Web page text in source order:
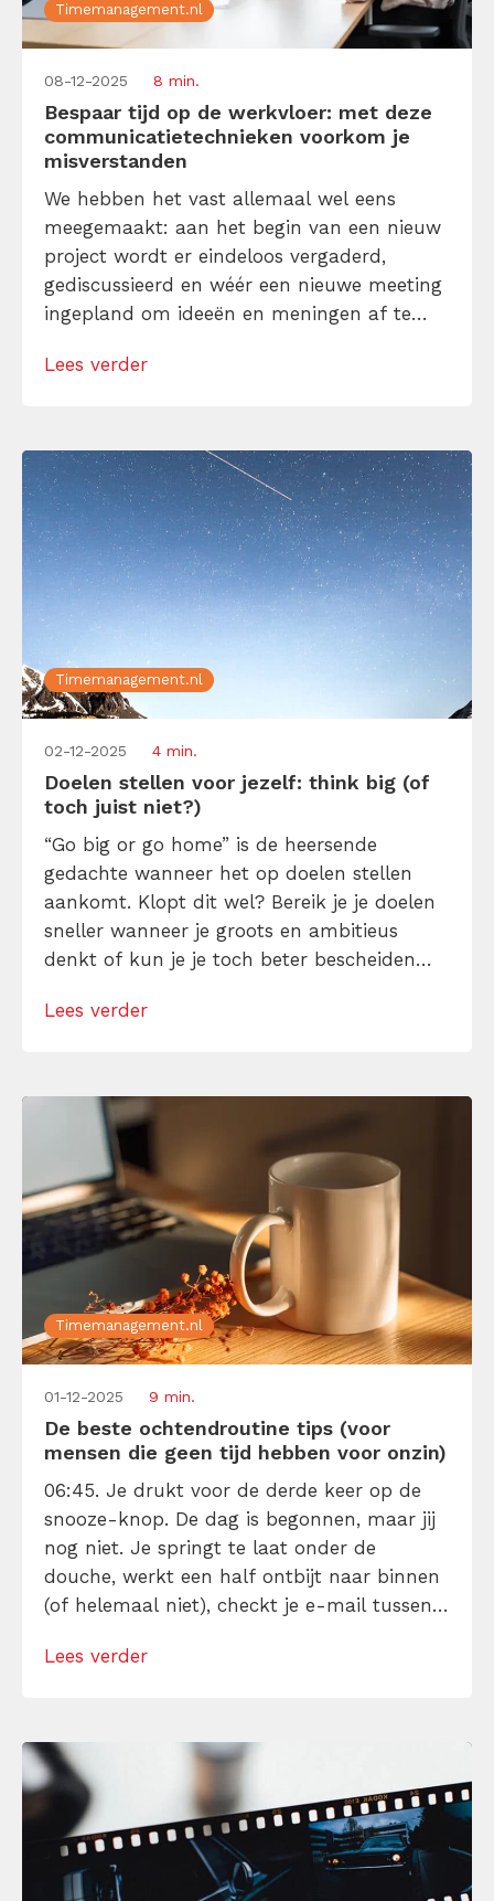
Timemanagement.nl
08-12-2025 8 min.
Bespaar tijd op de werkvloer: met deze
communicatietechnieken voorkom je
misverstanden
We hebben het vast allemaal wel eens
meegemaakt: aan het begin van een nieuw
project wordt er eindeloos vergaderd,
gediscussieerd en wéér een nieuwe meeting
ingepland om ideeën en meningen af te
moeten immers dezelfde kant op wijzen,
juiste […]
Lees verder
Timemanagement.nl
02-12-2025 4 min.
Doelen stellen voor jezelf: think big (of
toch juist niet?)
“Go big or go home” is de heersende
gedachte wanneer het op doelen stellen
aankomt. Klopt dit wel? Bereik je je doelen
sneller wanneer je groots en ambitieus
denkt of kun je je toch beter bescheiden
met beide voeten op de grond? Het
Lees verder
Timemanagement.nl
01-12-2025 9 min.
De beste ochtendroutine tips (voor
mensen die geen tijd hebben voor onzin)
06:45. Je drukt voor de derde keer op de
snooze-knop. De dag is begonnen, maar jij
nog niet. Je springt te laat onder de
douche, werkt een half ontbijt naar binnen
(of helemaal niet), checkt je e-mail tussen
je werkdag al moe, afgeleid en achter de
Lees verder